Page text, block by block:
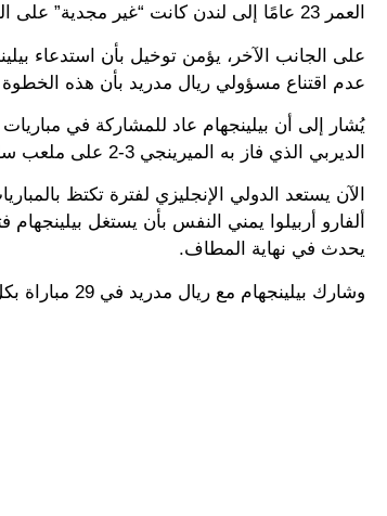
العمر 23 عامًا إلى لندن كانت “غير مجدية” على الصعيد الرياضي أبدًا.
على الجانب الآخر، يؤمن توخيل بأن استدعاء
عدم اقتناع مسؤولي ريال مدريد بأن هذه
الديربي الذي فاز به الميرينجي 3-2 على ملعب سانتياجو برنابيو.
الآن يستعد الدولي الإنجليزي لفترة تكتظ
ألفارو أربيلوا يمني النفس بأن يستغل بيلينجهام
يحدث في نهاية المطاف.
وشارك بيلينجهام مع ريال مدريد في 29 مباراة بكل البطولات سجل خلالها 6 أهداف وصنع 4 آخرين.